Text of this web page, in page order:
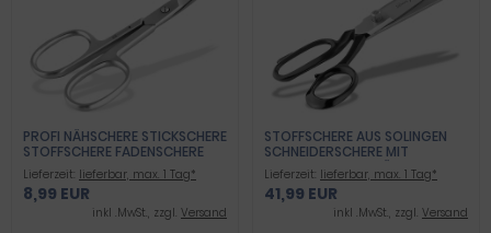
PROFI NÄHSCHERE STICKSCHERE
STOFFSCHERE FADENSCHERE
SCHNEIDERSCHERE 9 CM
Lieferzeit: lieferbar, max. 1 Tag*
8,99 EUR
inkl .MwSt., zzgl. Versand
STOFFSCHERE AUS SOLINGEN
SCHNEIDERSCHERE MIT
SCHARFEM UND PRÄZISEM
SCHNITT  MADE IN GERMANY 
TEXTILSCHERE AUS
HOCHWERTIGEM ROSTFREIEM
Lieferzeit: lieferbar, max. 1 Tag*
41,99 EUR
inkl .MwSt., zzgl. Versand